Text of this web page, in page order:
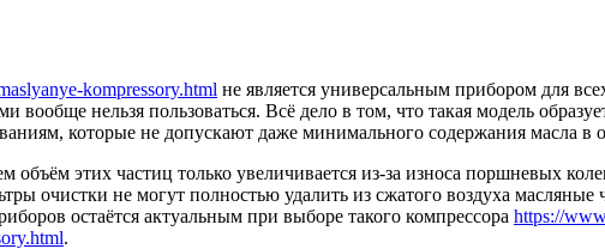
kompressory.html не является универсальным прибором для
нельзя пользоваться. Всё дело в том, что такая модель
которые не допускают даже минимального содержания масла в
объём этих частиц только увеличивается из-за износа поршневых
очистки не могут полностью удалить из сжатого воздуха масляные
остаётся актуальным при выборе такого компрессора https://
.